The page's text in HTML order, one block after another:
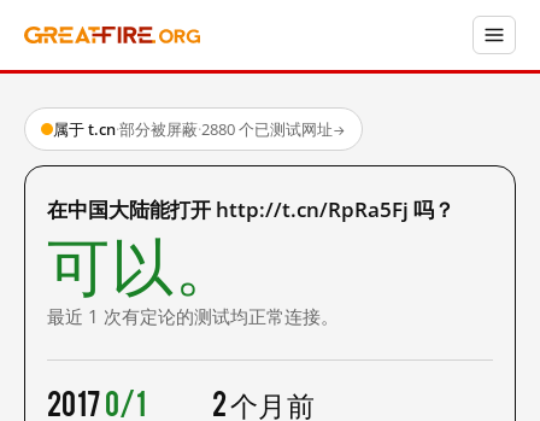
属于 t.cn·部分被屏蔽·2880 个已测试网址→
在中国大陆能打开 http://t.cn/RpRa5Fj 吗？
可以。
最近 1 次有定论的测试均正常连接。
20170/1 2 个月前